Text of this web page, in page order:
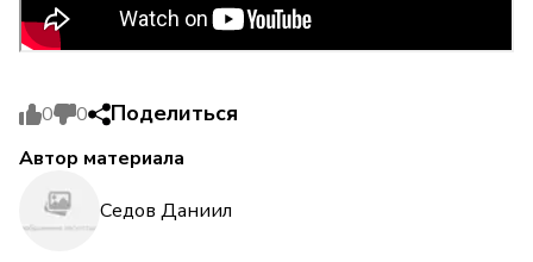
0 0 Поделиться
Автор материала
Седов Даниил